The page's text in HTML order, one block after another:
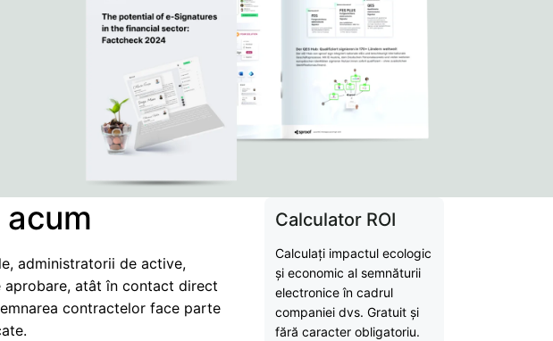
administratorii de active,
aprobare, atât în contact direct
contractelor face parte
Calculator ROI
Calculați impactul ecologic
și economic al semnăturii
electronice în cadrul
companiei dvs. Gratuit și
fără caracter obligatoriu.